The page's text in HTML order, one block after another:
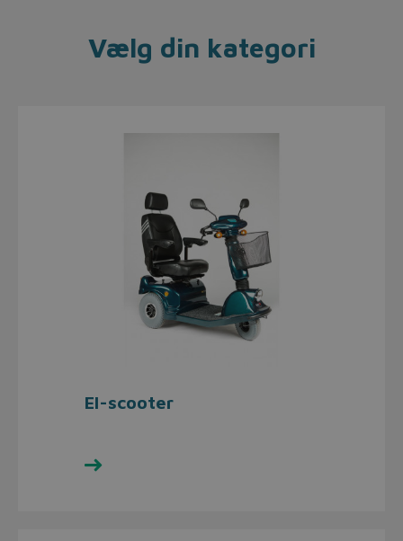
Vælg din kategori
El-scooter
Se udvalget her